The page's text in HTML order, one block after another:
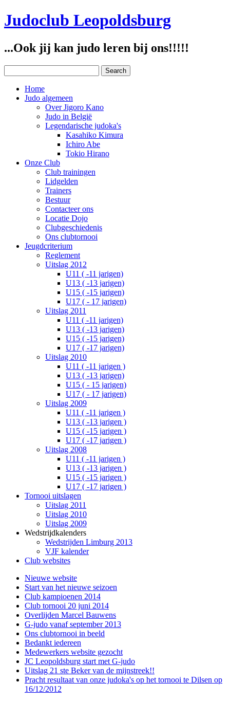
Judoclub Leopoldsburg
...Ook jij kan judo leren bij ons!!!!!
Home
Judo algemeen
Over Jigoro Kano
Judo in België
Legendarische judoka's
Kasahiko Kimura
Ichiro Abe
Tokio Hirano
Onze Club
Club trainingen
Lidgelden
Trainers
Bestuur
Contacteer ons
Locatie Dojo
Clubgeschiedenis
Ons clubtornooi
Jeugdcriterium
Reglement
Uitslag 2012
U11 ( -11 jarigen)
U13 ( -13 jarigen)
U15 ( -15 jarigen)
U17 ( - 17 jarigen)
Uitslag 2011
U11 ( -11 jarigen)
U13 ( -13 jarigen)
U15 ( -15 jarigen)
U17 ( -17 jarigen)
Uitslag 2010
U11 ( -11 jarigen )
U13 ( -13 jarigen)
U15 ( - 15 jarigen)
U17 ( - 17 jarigen)
Uitslag 2009
U11 ( -11 jarigen )
U13 ( -13 jarigen )
U15 ( -15 jarigen )
U17 ( -17 jarigen )
Uitslag 2008
U11 ( -11 jarigen )
U13 ( -13 jarigen )
U15 ( -15 jarigen )
U17 ( -17 jarigen )
Tornooi uitslagen
Uitslag 2011
Uitslag 2010
Uitslag 2009
Wedstrijdkalenders
Wedstrijden Limburg 2013
VJF kalender
Club websites
Nieuwe website
Start van het nieuwe seizoen
Club kampioenen 2014
Club tornooi 20 juni 2014
Overlijden Marcel Bauwens
G-judo vanaf september 2013
Ons clubtornooi in beeld
Bedankt iedereen
Medewerkers website gezocht
JC Leopoldsburg start met G-judo
Uitslag 21 ste Beker van de mijnstreek!!
Pracht resultaat van onze judoka's op het tornooi te Dilsen op
16/12/2012